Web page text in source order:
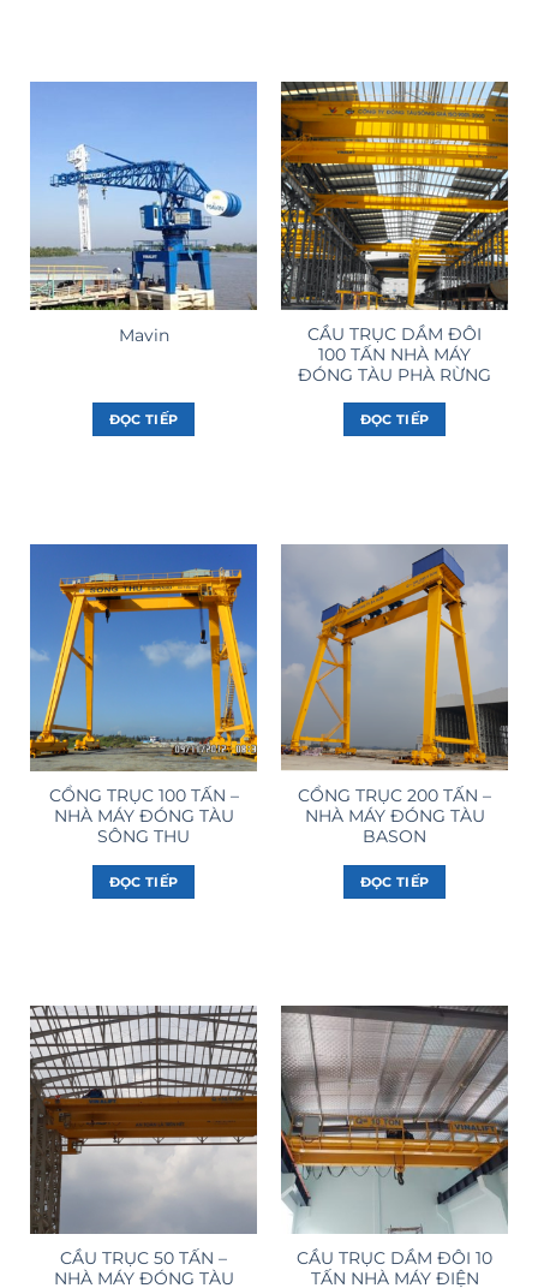
Mavin
ĐỌC TIẾP
CẦU TRỤC DẦM ĐÔI
100 TẤN NHÀ MÁY
ĐÓNG TÀU PHÀ RỪNG
ĐỌC TIẾP
CỔNG TRỤC 100 TẤN –
NHÀ MÁY ĐÓNG TÀU
SÔNG THU
ĐỌC TIẾP
CỔNG TRỤC 200 TẤN –
NHÀ MÁY ĐÓNG TÀU
BASON
ĐỌC TIẾP
CẦU TRỤC 50 TẤN –
NHÀ MÁY ĐÓNG TÀU
CẦU TRỤC DẦM ĐÔI 10
TẤN NHÀ MÁY ĐIỆN